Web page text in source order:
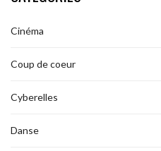
Cinéma
Coup de coeur
Cyberelles
Danse